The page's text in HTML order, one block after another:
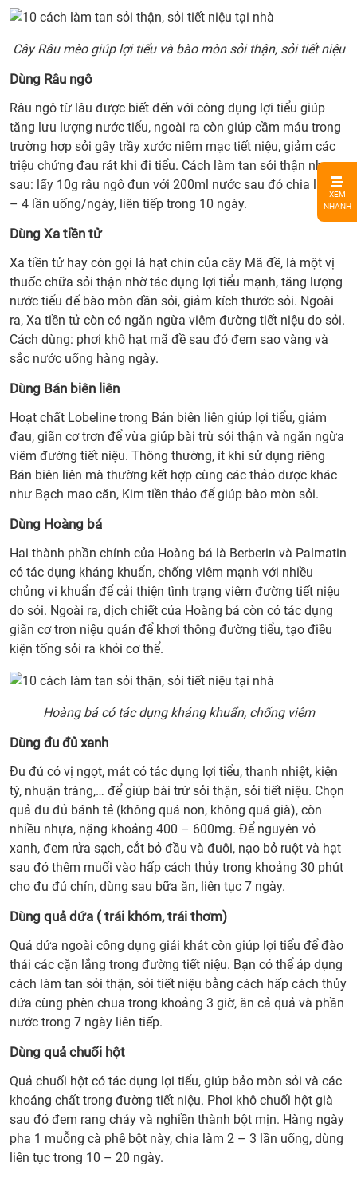
XEM
NHANH
1.
Dùng
Kim
thảo
2.
Dùng
cây
ngô
Dùng
5.
Bán
đủ
xanh
quả
dứa (
9.
Dùng
quả
Địa
chỉ
bán
Cây Râu mèo giúp lợi tiểu và bào mòn sỏi thận, sỏi tiết niệu
Dùng Râu ngô
Râu ngô từ lâu được biết đến với công dụng lợi tiểu giúp
tăng lưu lượng nước tiểu, ngoài ra còn giúp cầm máu trong
trường hợp sỏi gây trầy xước niêm mạc tiết niệu, giảm các
triệu chứng đau rát khi đi tiểu. Cách làm tan sỏi thận như
sau: lấy 10g râu ngô đun với 200ml nước sau đó chia làm 3
– 4 lần uống/ngày, liên tiếp trong 10 ngày.
Dùng Xa tiền tử
Xa tiền tử hay còn gọi là hạt chín của cây Mã đề, là một vị
thuốc chữa sỏi thận nhờ tác dụng lợi tiểu mạnh, tăng lượng
nước tiểu để bào mòn dần sỏi, giảm kích thước sỏi. Ngoài
ra, Xa tiền tử còn có ngăn ngừa viêm đường tiết niệu do sỏi.
Cách dùng: phơi khô hạt mã đề sau đó đem sao vàng và
sắc nước uống hàng ngày.
Dùng Bán biên liên
Hoạt chất Lobeline trong Bán biên liên giúp lợi tiểu, giảm
đau, giãn cơ trơn để vừa giúp bài trừ sỏi thận và ngăn ngừa
viêm đường tiết niệu. Thông thường, ít khi sử dụng riêng
Bán biên liên mà thường kết hợp cùng các thảo dược khác
như Bạch mao căn, Kim tiền thảo để giúp bào mòn sỏi.
Dùng Hoàng bá
Hai thành phần chính của Hoàng bá là Berberin và Palmatin
có tác dụng kháng khuẩn, chống viêm mạnh với nhiều
chủng vi khuẩn để cải thiện tình trạng viêm đường tiết niệu
do sỏi. Ngoài ra, dịch chiết của Hoàng bá còn có tác dụng
giãn cơ trơn niệu quản để khơi thông đường tiểu, tạo điều
kiện tống sỏi ra khỏi cơ thể.
Hoàng bá có tác dụng kháng khuẩn, chống viêm
Dùng đu đủ xanh
Đu đủ có vị ngọt, mát có tác dụng lợi tiểu, thanh nhiệt, kiện
tỳ, nhuận tràng,… để giúp bài trừ sỏi thận, sỏi tiết niệu. Chọn
quả đu đủ bánh tẻ (không quá non, không quá già), còn
nhiều nhựa, nặng khoảng 400 – 600mg. Để nguyên vỏ
xanh, đem rửa sạch, cắt bỏ đầu và đuôi, nạo bỏ ruột và hạt
sau đó thêm muối vào hấp cách thủy trong khoảng 30 phút
cho đu đủ chín, dùng sau bữa ăn, liên tục 7 ngày.
Dùng quả dứa ( trái khóm, trái thơm)
Quả dứa ngoài công dụng giải khát còn giúp lợi tiểu để đào
thải các cặn lắng trong đường tiết niệu. Bạn có thể áp dụng
cách làm tan sỏi thận, sỏi tiết niệu bằng cách hấp cách thủy
dứa cùng phèn chua trong khoảng 3 giờ, ăn cả quả và phần
nước trong 7 ngày liên tiếp.
Dùng quả chuối hột
Quả chuối hột có tác dụng lợi tiểu, giúp bảo mòn sỏi và các
khoáng chất trong đường tiết niệu. Phơi khô chuối hột già
sau đó đem rang cháy và nghiền thành bột mịn. Hàng ngày
pha 1 muỗng cà phê bột này, chia làm 2 – 3 lần uống, dùng
liên tục trong 10 – 20 ngày.